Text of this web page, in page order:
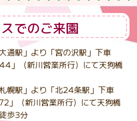
でのご来園
通駅」より「宮の沢駅」下車
」（新川営業所行）にて天狗橋
幌駅」より「北24条駅」下車
」（新川営業所行）にて天狗橋
歩3分